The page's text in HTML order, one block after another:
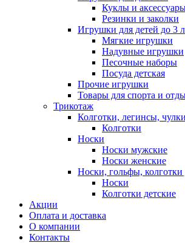
Куклы и
Резинки и заколки
Игрушки для детей до 3
Мягкие игрушки
Надувные игрушки
Песочные наборы
Посуда детская
Прочие игрушки
Товары для спорта и
Трикотаж
Колготки, легинсы, чулки
Колготки
Носки
Носки мужские
Носки женские
Носки, гольфы, колготки
Носки
Колготки детские
Акции
Оплата и доставка
О компании
Контакты